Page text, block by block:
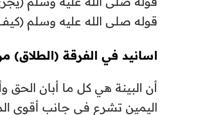
قوله صلى الله عليه وسلم
اسانيد في الفرقة (الطلاق)
أن البينة هي كل ما أبان
اليمين تشرع في جانب أقوى